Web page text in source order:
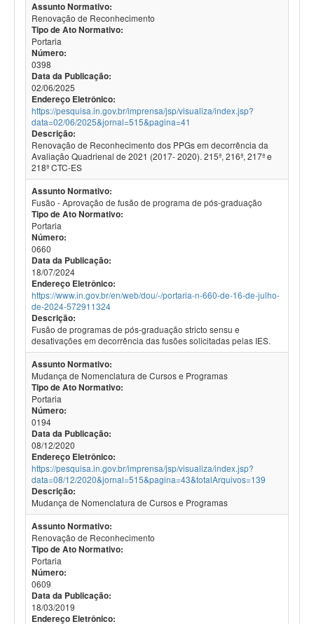
Assunto Normativo:
Renovação de Reconhecimento
Tipo de Ato Normativo:
Portaria
Número:
0398
Data da Publicação:
02/06/2025
Endereço Eletrônico:
https://pesquisa.in.gov.br/imprensa/jsp/visualiza/index.jsp?
data=02/06/2025&jornal=515&pagina=41
Descrição:
Renovação de Reconhecimento dos PPGs em decorrência da
Avaliação Quadrienal de 2021 (2017- 2020). 215ª, 216ª, 217ª e
218ª CTC-ES
Assunto Normativo:
Fusão - Aprovação de fusão de programa de pós-graduação
Tipo de Ato Normativo:
Portaria
Número:
0660
Data da Publicação:
18/07/2024
Endereço Eletrônico:
https://www.in.gov.br/en/web/dou/-/portaria-n-660-de-16-de-julho-
de-2024-572911324
Descrição:
Fusão de programas de pós-graduação stricto sensu e
desativações em decorrência das fusões solicitadas pelas IES.
Assunto Normativo:
Mudança de Nomenclatura de Cursos e Programas
Tipo de Ato Normativo:
Portaria
Número:
0194
Data da Publicação:
08/12/2020
Endereço Eletrônico:
https://pesquisa.in.gov.br/imprensa/jsp/visualiza/index.jsp?
data=08/12/2020&jornal=515&pagina=43&totalArquivos=139
Descrição:
Mudança de Nomenclatura de Cursos e Programas
Assunto Normativo:
Renovação de Reconhecimento
Tipo de Ato Normativo:
Portaria
Número:
0609
Data da Publicação:
18/03/2019
Endereço Eletrônico: